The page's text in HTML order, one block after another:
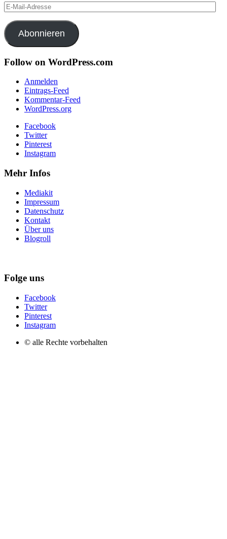
E-
Mail-
Adresse
Abonnieren
Follow on WordPress.com
Anmelden
Eintrags-Feed
Kommentar-Feed
WordPress.org
Facebook
Twitter
Pinterest
Instagram
Mehr Infos
Mediakit
Impressum
Datenschutz
Kontakt
Über uns
Blogroll
Folge uns
Facebook
Twitter
Pinterest
Instagram
© alle Rechte vorbehalten